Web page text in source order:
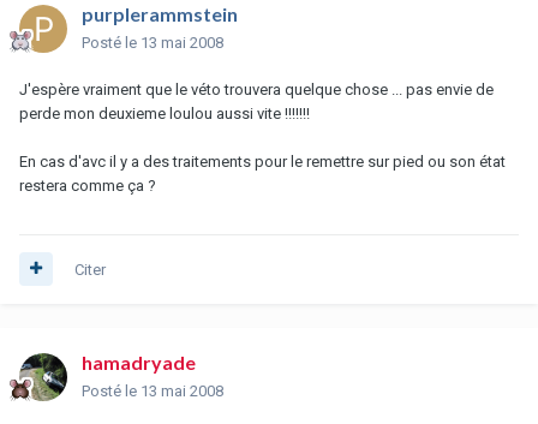
purplerammstein
Posté le 13 mai 2008
J'espère vraiment que le véto trouvera quelque chose ... pas envie de
perde mon deuxieme loulou aussi vite !!!!!!!
En cas d'avc il y a des traitements pour le remettre sur pied ou son état
restera comme ça ?
Citer
hamadryade
Posté le 13 mai 2008